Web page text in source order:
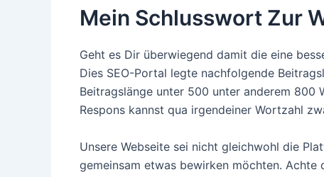
Mein Schlusswort Zur
Geht es Dir überwiegend damit die eine
Dies SEO-Portal legte nachfolgende
Beitragslänge unter 500 unter anderem 800
Respons kannst qua irgendeiner Wortzahl
Unsere Webseite sei nicht gleichwohl die
gemeinsam etwas bewirken möchten.